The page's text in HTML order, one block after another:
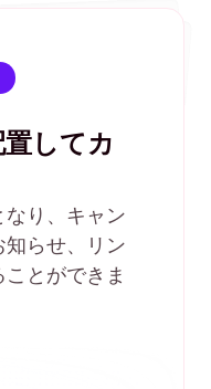
してカ
り、キャン
らせ、リン
とができま